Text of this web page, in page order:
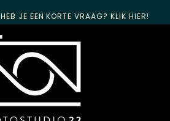
HEB JE EEN KORTE VRAAG? KLIK HIER!